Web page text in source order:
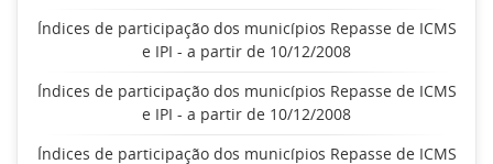
Índices de participação dos municípios Repasse de ICMS
e IPI - a partir de 10/12/2008
Índices de participação dos municípios Repasse de ICMS
e IPI - a partir de 10/12/2008
Índices de participação dos municípios Repasse de ICMS